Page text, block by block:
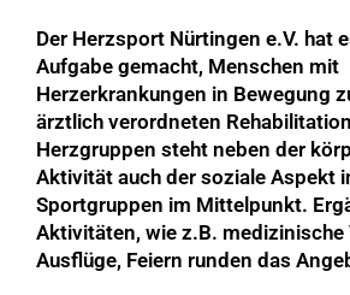
Der Herzsport Nürtingen e.V. hat
Aufgabe gemacht, Menschen mit
Herzerkrankungen in Bewegung
ärztlich verordneten
Herzgruppen steht neben der
Aktivität auch der soziale Aspekt
Sportgruppen im Mittelpunkt.
Aktivitäten, wie z.B. medizinische
Ausflüge, Feiern runden das